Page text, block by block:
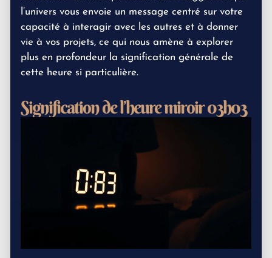
l’univers vous envoie un message centré sur votre
capacité à interagir avec les autres et à donner
vie à vos projets, ce qui nous amène à explorer
plus en profondeur la signification générale de
cette heure si particulière.
Signification de l’heure miroir 03h03